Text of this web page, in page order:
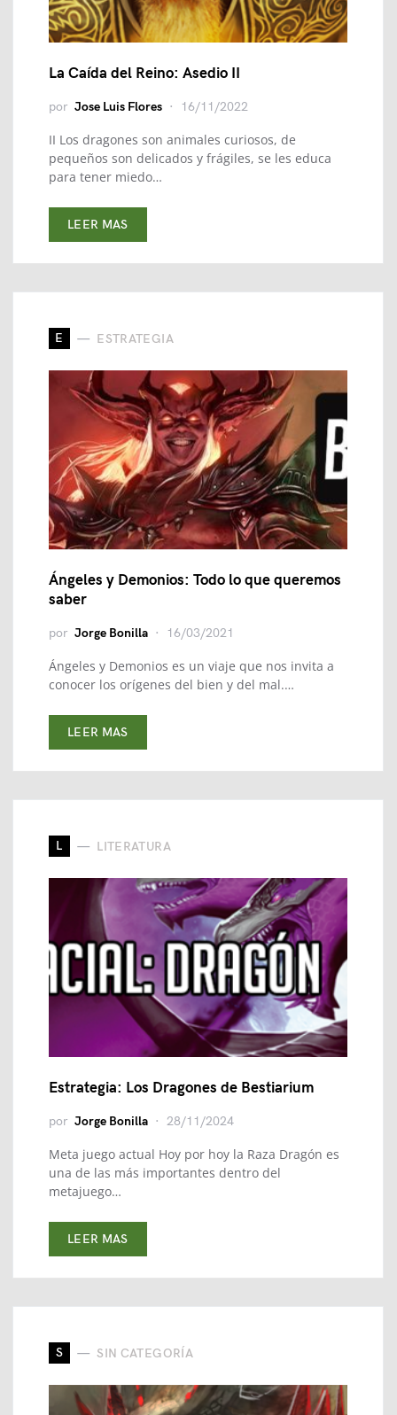
La Caída del Reino: Asedio II
por Jose Luis Flores 16/11/2022
II Los dragones son animales curiosos, de
pequeños son delicados y frágiles, se les educa
para tener miedo…
LEER MAS
E ESTRATEGIA
Ángeles y Demonios: Todo lo que queremos
saber
por Jorge Bonilla 16/03/2021
Ángeles y Demonios es un viaje que nos invita a
conocer los orígenes del bien y del mal.…
LEER MAS
L LITERATURA
Estrategia: Los Dragones de Bestiarium
por Jorge Bonilla 28/11/2024
Meta juego actual Hoy por hoy la Raza Dragón es
una de las más importantes dentro del
metajuego…
LEER MAS
S SIN CATEGORÍA